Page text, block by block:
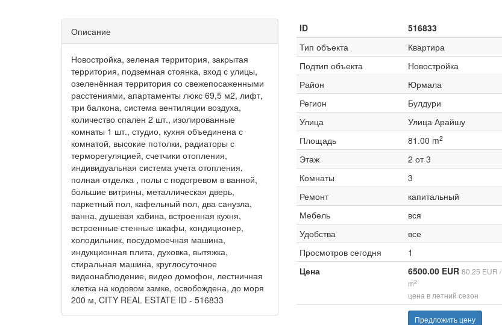
Описание
Новостройка, зеленая территория, закрытая
территория, подземная стоянка, вход с улицы,
озеленённая территория со свежепосаженными
расстениями, апартаменты люкс 69,5 м2, лифт,
три балкона, система вентиляции воздуха,
количество спален 2 шт., изолированные
комнаты 1 шт., студио, кухня объединена с
комнатой, высокие потолки, радиаторы с
терморегуляцией, счетчики отопления,
индивидуальная система учета отопления,
полная отделка , полы с подогревом в ванной,
большие витрины, металлическая дверь,
паркетный пол, кафельный пол, два санузла,
ванна, душевая кабина, встроенная кухня,
встроенные стенные шкафы, кондиционер,
холодильник, посудомоечная машина,
индукционная плита, духовка, вытяжка,
стиральная машина, круглосуточное
видеонаблюдение, видео домофон, лестничная
клетка на кодовом замке, освобождена, до моря
200 м, CITY REAL ESTATE ID - 516833
ID
516833
Тип объекта
Квартира
Подтип объекта
Новостройка
Район
Юрмала
Регион
Булдури
Улица
Улица Арайшу
Площадь
81.00 m2
Этаж
2 от 3
Комнаты
3
Ремонт
капитальный
Мебель
вся
Удобства
все
Просмотров сегодня
1
Цена
6500.00 EUR 80.25 EUR /
m2
цена в летний сезон
Предложить цену